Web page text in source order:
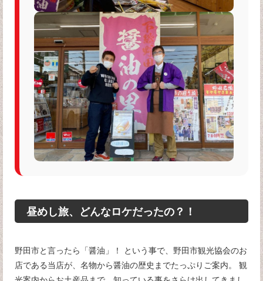
昼めし旅、どんなロケだったの？！
野田市と言ったら「醤油」！ という事で、野田市観光協会のお
店である当店が、名物から醤油の歴史までたっぷりご案内。 観